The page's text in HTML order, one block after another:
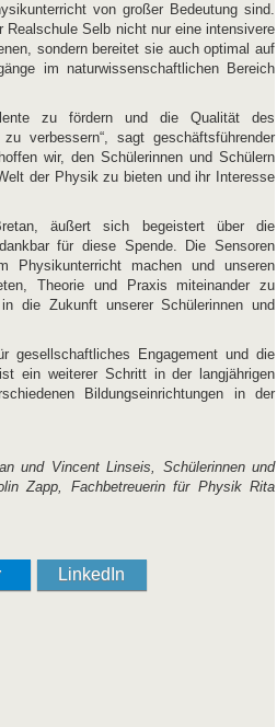
von großer Bedeutung sind.
Selb nicht nur eine intensivere
sondern bereitet sie auch optimal auf
im naturwissenschaftlichen Bereich
zu fördern und die Qualität des
verbessern“, sagt geschäftsführender
wir, den Schülerinnen und Schülern
der Physik zu bieten und ihr Interesse
äußert sich begeistert über die
für diese Spende. Die Sensoren
Physikunterricht machen und unseren
Theorie und Praxis miteinander zu
die Zukunft unserer Schülerinnen und
gesellschaftliches Engagement und die
ein weiterer Schritt in der langjährigen
Bildungseinrichtungen in der
und Vincent Linseis, Schülerinnen und
Zapp, Fachbetreuerin für Physik Rita
LinkedIn